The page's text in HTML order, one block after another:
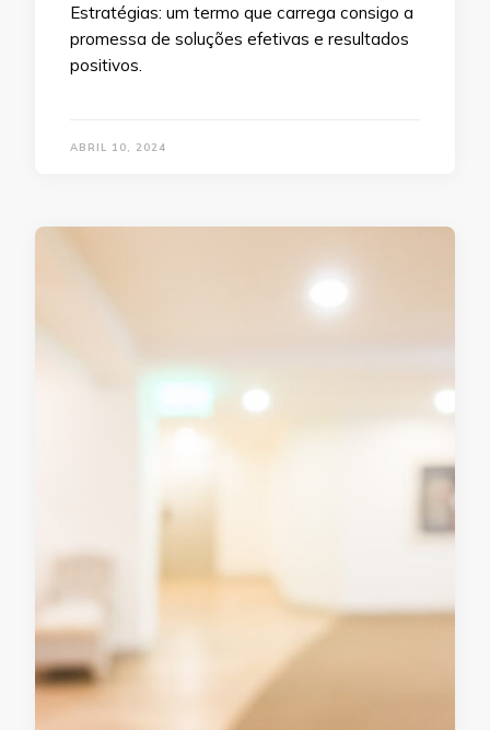
Estratégias: um termo que carrega consigo a
promessa de soluções efetivas e resultados
positivos.
ABRIL 10, 2024